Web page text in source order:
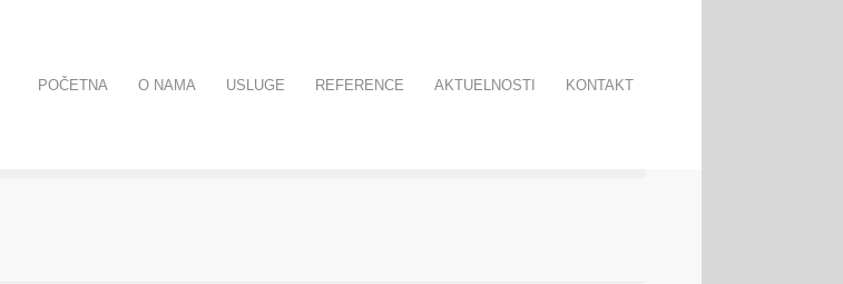
POČETNA O NAMA USLUGE REFERENCE AKTUELNOSTI KONTAKT